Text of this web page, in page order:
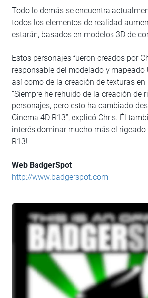
Todo lo demás se encuentra
todos los elementos de realidad
estarán, basados en modelos 3D de
Estos personajes fueron creados por
responsable del modelado y mapeado
así como de la creación de texturas en
“Siempre he rehuido de la creación de
personajes, pero esto ha cambiado
Cinema 4D R13”, explicó Chris. Él
interés dominar mucho más el rigeado
R13!
Web BadgerSpot
http://www.badgerspot.com